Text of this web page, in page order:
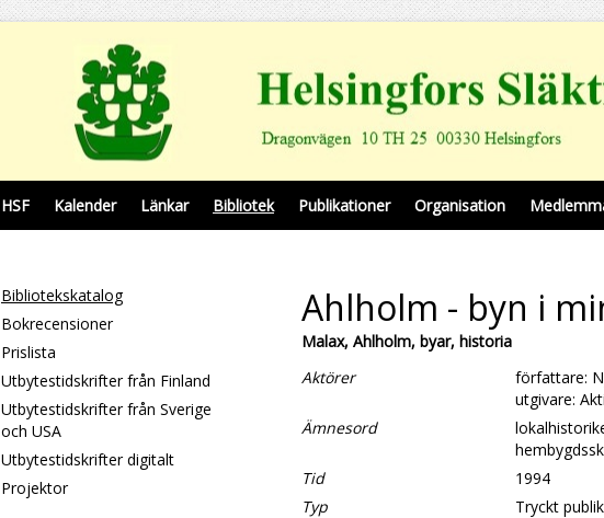
HSF Kalender Länkar Bibliotek Publikationer Organisation
Bibliotekskatalog
Bokrecensioner
Prislista
Utbytestidskrifter från Finland
Utbytestidskrifter från Sverige
och USA
Utbytestidskrifter digitalt
Projektor
Ahlholm - byn i
Malax, Ahlholm, byar, historia
Aktörer
författare:
utgivare:
Ämnesord
Tid
1994
Typ
Tryckt